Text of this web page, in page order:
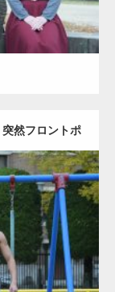
然フロントポ
ョ) 腹筋 大胸筋